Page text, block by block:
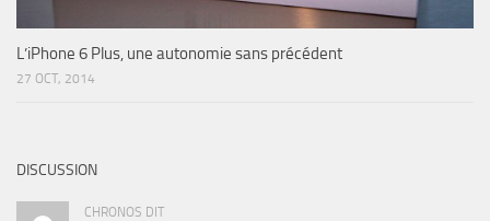
L’iPhone 6 Plus, une autonomie sans précédent
27 OCT, 2014
DISCUSSION
CHRONOS DIT